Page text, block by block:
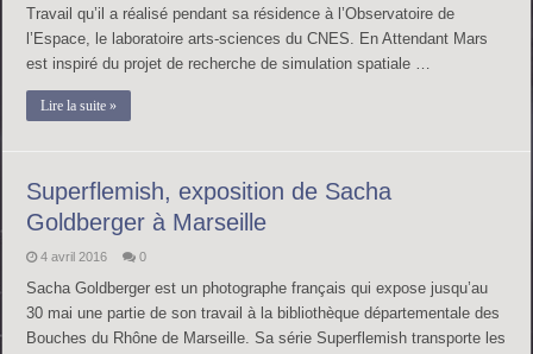
Travail qu’il a réalisé pendant sa résidence à l’Observatoire de
l’Espace, le laboratoire arts-sciences du CNES. En Attendant Mars
est inspiré du projet de recherche de simulation spatiale …
Lire la suite »
Superflemish, exposition de Sacha
Goldberger à Marseille
4 avril 2016 0
Sacha Goldberger est un photographe français qui expose jusqu’au
30 mai une partie de son travail à la bibliothèque départementale des
Bouches du Rhône de Marseille. Sa série Superflemish transporte les